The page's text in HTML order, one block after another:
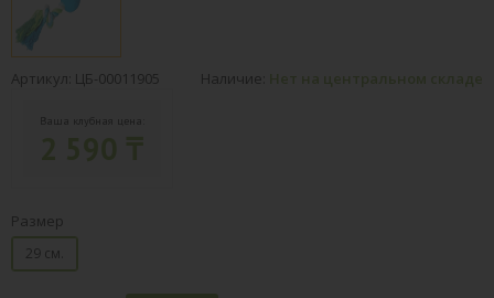
Артикул: ЦБ-00011905 Наличие: Нет на центральном складе
Ваша клубная цена:
Размер
29 см.